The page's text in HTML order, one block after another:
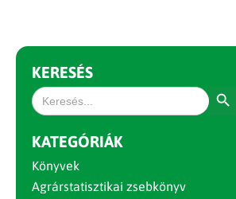
KERESÉS
Search
for:
KATEGÓRIÁK
Könyvek
Agrárstatisztikai zsebkönyv